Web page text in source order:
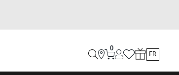
0
FR